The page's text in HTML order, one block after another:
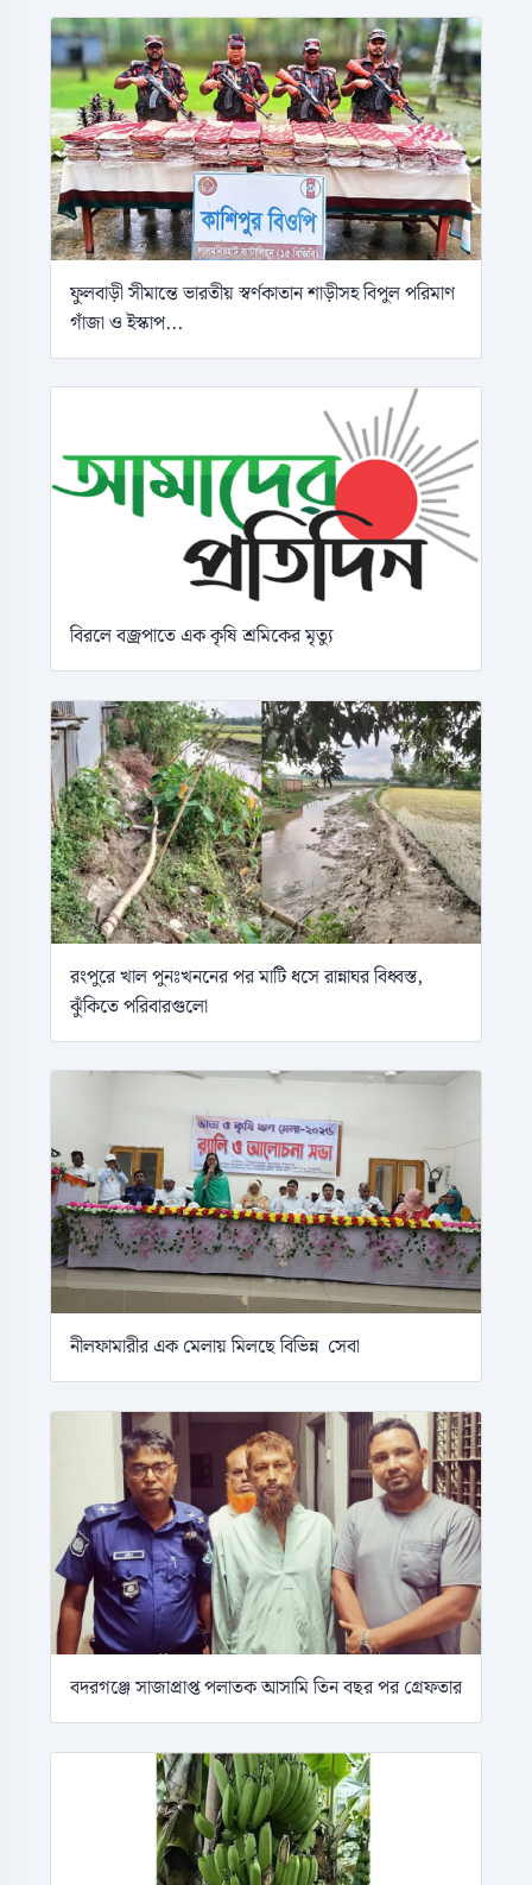
ফুলবাড়ী সীমান্তে ভারতীয় স্বর্ণকাতান শাড়ীসহ বিপুল পরিমাণ
গাঁজা ও ইস্কাপ...
বিরলে বজ্রপাতে এক কৃষি শ্রমিকের মৃত্যু
রংপুরে খাল পুনঃখননের পর মাটি ধসে রান্নাঘর বিধ্বস্ত,
ঝুঁকিতে পরিবারগুলো
নীলফামারীর এক মেলায় মিলছে বিভিন্ন সেবা
বদরগঞ্জে সাজাপ্রাপ্ত পলাতক আসামি তিন বছর পর গ্রেফতার